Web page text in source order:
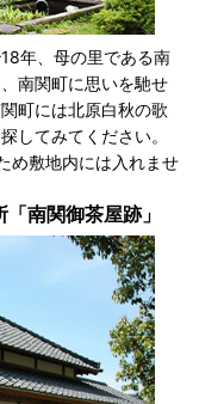
年、母の里である南
南関町に思いを馳せ
町には北原白秋の歌
してみてください。
め敷地内には入れませ
南関御茶屋跡」